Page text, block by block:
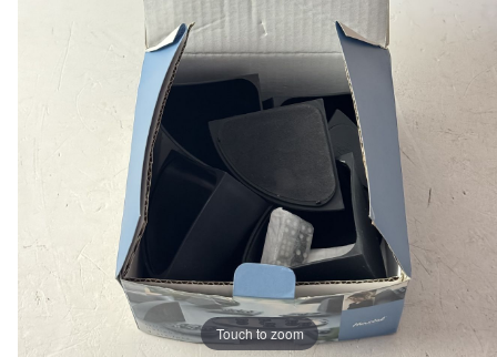
Touch to zoom